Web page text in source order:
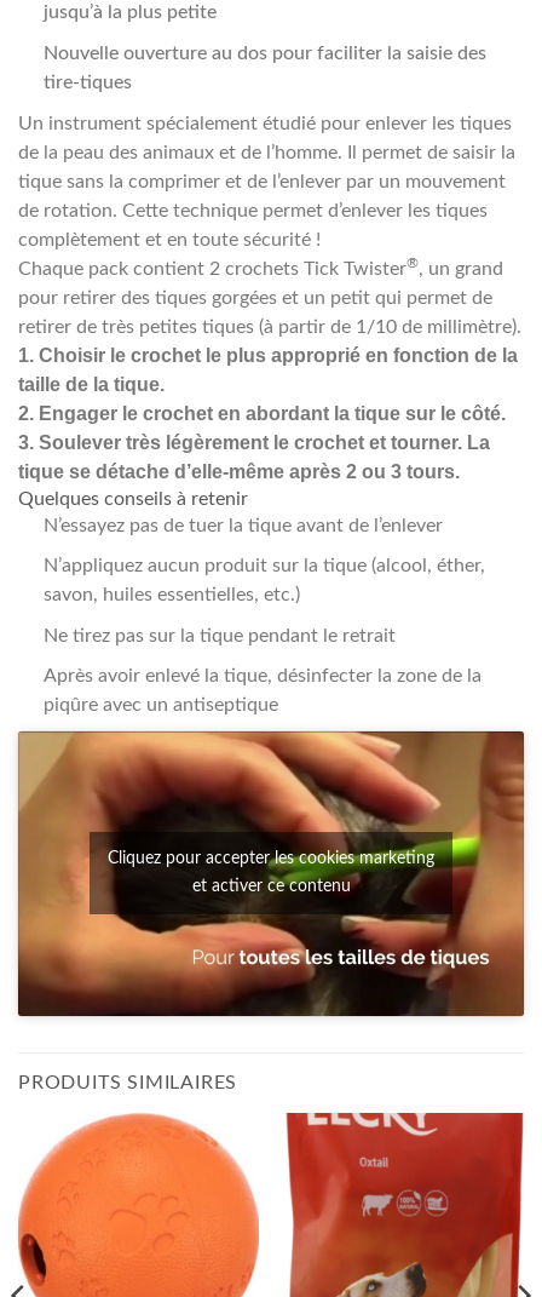
jusqu’à la plus petite
Nouvelle ouverture au dos pour faciliter la saisie des
tire-tiques
Un instrument spécialement étudié pour enlever les tiques
de la peau des animaux et de l’homme. Il permet de saisir la
tique sans la comprimer et de l’enlever par un mouvement
de rotation. Cette technique permet d’enlever les tiques
complètement et en toute sécurité !
Chaque pack contient 2 crochets Tick Twister®, un grand
pour retirer des tiques gorgées et un petit qui permet de
retirer de très petites tiques (à partir de 1/10 de millimètre).
1. Choisir le crochet le plus approprié en fonction de la
taille de la tique.
2. Engager le crochet en abordant la tique sur le côté.
3. Soulever très légèrement le crochet et tourner. La
tique se détache d’elle-même après 2 ou 3 tours.
Quelques conseils à retenir
N’essayez pas de tuer la tique avant de l’enlever
N’appliquez aucun produit sur la tique (alcool, éther,
savon, huiles essentielles, etc.)
Ne tirez pas sur la tique pendant le retrait
Après avoir enlevé la tique, désinfecter la zone de la
piqûre avec un antiseptique
Cliquez pour accepter les cookies marketing
et activer ce contenu
PRODUITS SIMILAIRES